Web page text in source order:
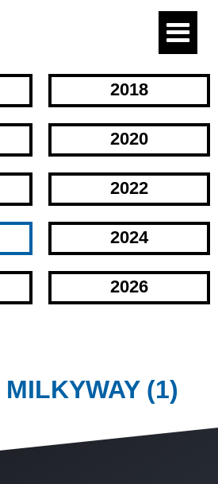
2018
2020
2022
2024
2026
(1)